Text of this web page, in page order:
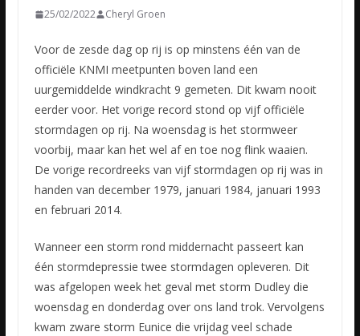
25/02/2022 Cheryl Groen
Voor de zesde dag op rij is op minstens één van de
officiële KNMI meetpunten boven land een
uurgemiddelde windkracht 9 gemeten. Dit kwam nooit
eerder voor. Het vorige record stond op vijf officiële
stormdagen op rij. Na woensdag is het stormweer
voorbij, maar kan het wel af en toe nog flink waaien.
De vorige recordreeks van vijf stormdagen op rij was in
handen van december 1979, januari 1984, januari 1993
en februari 2014.
Wanneer een storm rond middernacht passeert kan
één stormdepressie twee stormdagen opleveren. Dit
was afgelopen week het geval met storm Dudley die
woensdag en donderdag over ons land trok. Vervolgens
kwam zware storm Eunice die vrijdag veel schade